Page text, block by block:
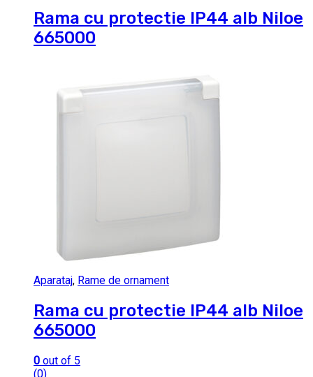
Rama cu protectie IP44 alb Niloe
665000
Aparataj, Rame de ornament
Rama cu protectie IP44 alb Niloe
665000
0 out of 5
(0)